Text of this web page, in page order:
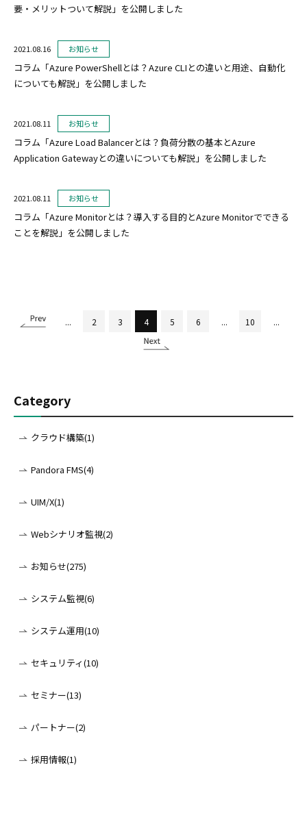
要・メリットついて解説」を公開しました
2021.08.16 お知らせ
コラム「Azure PowerShellとは？Azure CLIとの違いと用途、自動化
についても解説」を公開しました
2021.08.11 お知らせ
コラム「Azure Load Balancerとは？負荷分散の基本とAzure
Application Gatewayとの違いについても解説」を公開しました
2021.08.11 お知らせ
コラム「Azure Monitorとは？導入する目的とAzure Monitorでできる
ことを解説」を公開しました
... 2 3 4 5 6 ... 10 ...
Category
クラウド構築(1)
Pandora FMS(4)
UIM/X(1)
Webシナリオ監視(2)
お知らせ(275)
システム監視(6)
システム運用(10)
セキュリティ(10)
セミナー(13)
パートナー(2)
採用情報(1)